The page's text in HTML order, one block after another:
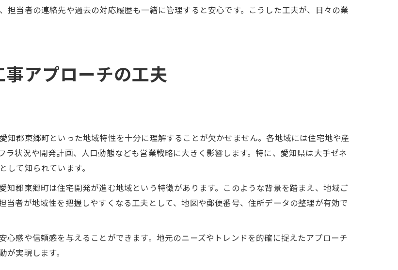
担当者の連絡先や過去の対応履歴も一緒に管理すると安心です。こうした工夫が、日々の業
アプローチの工夫
知郡東郷町といった地域特性を十分に理解することが欠かせません。各地域には住宅地や産
状況や開発計画、人口動態なども営業戦略に大きく影響します。特に、愛知県は大手ゼネ
て知られています。
郡東郷町は住宅開発が進む地域という特徴があります。このような背景を踏まえ、地域ご
当者が地域性を把握しやすくなる工夫として、地図や郵便番号、住所データの整理が有効で
心感や信頼感を与えることができます。地元のニーズやトレンドを的確に捉えたアプローチ
実現します。